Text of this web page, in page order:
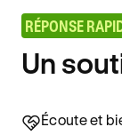
RÉPONSE
Un
Écoute et